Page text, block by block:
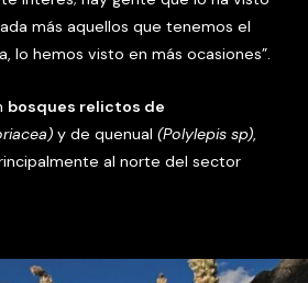
más aquellos que tenemos el
lo hemos visto en más ocasiones”.
bosques relictos de
y de quenual (Polylepis sp),
al norte del sector